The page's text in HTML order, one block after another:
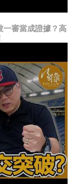
一審當成證據？高